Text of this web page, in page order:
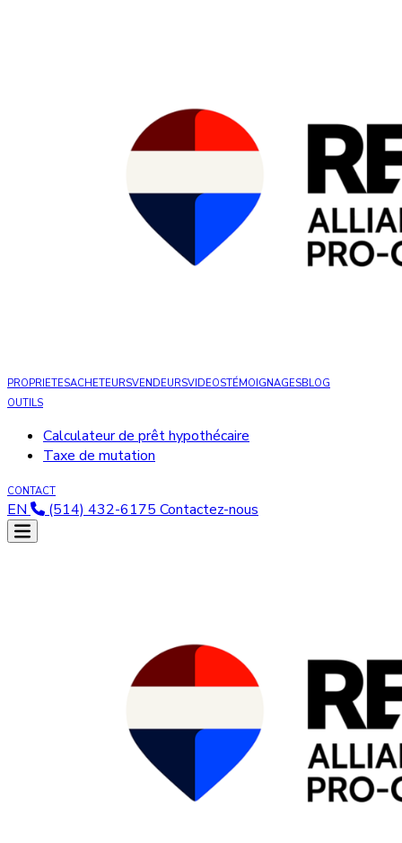
PROPRIETESACHETEURSVENDEURSVIDEOSTÉMOIGNAGESBLOG
OUTILS
Calculateur de prêt hypothécaire
Taxe de mutation
CONTACT
EN (514) 432-6175 Contactez-nous